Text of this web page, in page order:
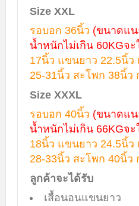
Size XXL
รอบอก 36นิ้ว (ขนาดแน
น้ำหนักไม่เกิน 60KGจ
17นิ้ว แขนยาว 22.5นิ้ว
25-31นิ้ว สะโพก 38นิ้ว
Size XXXL
รอบอก 40นิ้ว (ขนาดแน
น้ำหนักไม่เกิน 66KGจ
18นิ้ว แขนยาว 24.5นิ้ว
28-33นิ้ว สะโพก 40นิ้ว
ลูกค้าจะได้รับ
เสื้อนอนแขนยาว